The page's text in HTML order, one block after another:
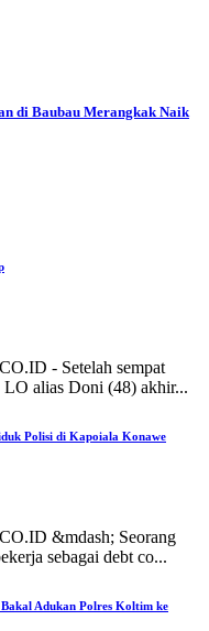
di Baubau Merangkak Naik
- Setelah sempat
LO alias Doni (48) akhir...
Polisi di Kapoiala Konawe
&mdash; Seorang
sebagai debt co...
Adukan Polres Koltim ke